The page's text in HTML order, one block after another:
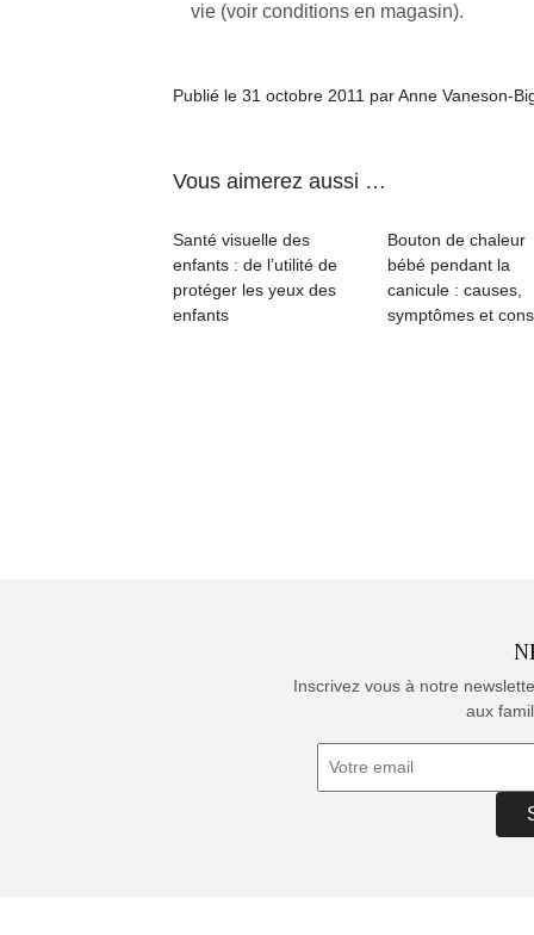
vie (voir conditions en magasin).
Publié le 31 octobre 2011 par Anne Vaneson-
Vous aimerez aussi …
Santé visuelle des
enfants : de l’utilité de
protéger les yeux des
enfants
Bouton de chaleur
bébé pendant la
canicule : causes,
symptômes et
Inscrivez vous à notre
aux